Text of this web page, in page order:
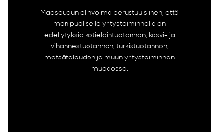
Maaseudun elinvoima perustuu siihen, että
monipuoliselle yritystoiminnalle on
edellytyksiä kotieläintuotannon, kasvi- ja
vihannestuotannon, turkistuotannon,
metsätalouden ja muun yritystoiminnan
muodossa.